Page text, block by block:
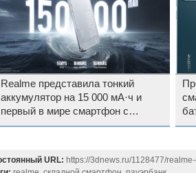
Realme представила тонкий
аккумулятор на 15 000 мА·ч и
первый в мире смартфон с
термоэлектрическим кулером
URL: https://3dnews.ru/1128477/